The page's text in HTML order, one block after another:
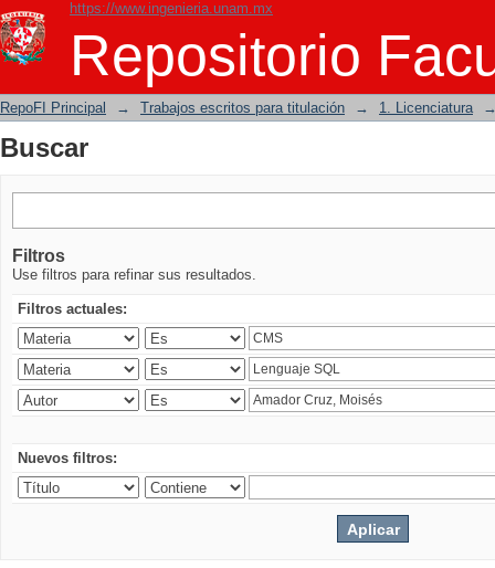
https://www.ingenieria.unam.mx
Repositorio
Buscar
RepoFI Principal → Trabajos escritos para titulación → 1. Licenciatura
Buscar
Filtros
Use filtros para refinar sus resultados.
Filtros actuales:
Nuevos filtros: